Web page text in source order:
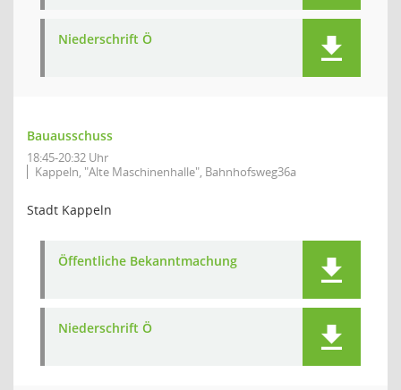
Niederschrift Ö
Bauausschuss
18:45-20:32 Uhr
Kappeln, "Alte Maschinenhalle", Bahnhofsweg36a
Stadt Kappeln
Öffentliche Bekanntmachung
Niederschrift Ö